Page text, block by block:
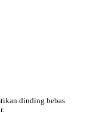
dinding bebas